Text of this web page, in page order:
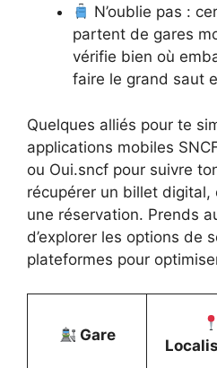
N’oublie pas :
partent de gares
vérifie bien où
faire le grand saut
Quelques alliés pour te
applications mobiles
ou Oui.sncf pour suivre
récupérer un billet digital,
une réservation. Prends
d’explorer les options de
plateformes pour
Gare